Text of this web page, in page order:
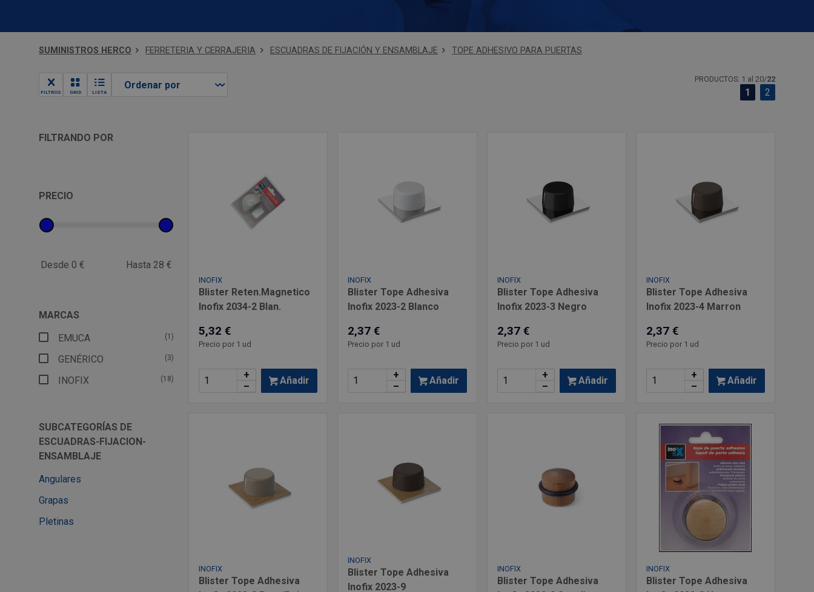
SUMINISTROS HERCO FERRETERIA Y CERRAJERIA ESCUADRAS DE FIJACIÓN Y ENSAMBLAJE TOPE ADHESIVO PARA PUERTAS
FILTROS GRID LISTA
PRODUCTOS: 1 al 20/22
1 2
FILTRANDO POR
PRECIO
Desde 0 € Hasta 28 €
MARCAS
EMUCA
(1)
GENÉRICO (3)
INOFIX (18)
SUBCATEGORÍAS DE
ESCUADRAS-FIJACION-
ENSAMBLAJE
Angulares
Grapas
Pletinas
INOFIX
Blister Reten.Magnetico
Inofix 2034-2 Blan.
5,32 €
Precio por 1 ud
+
–
Añadir
INOFIX
Blister Tope Adhesiva
Inofix 2023-2 Blanco
2,37 €
Precio por 1 ud
+
–
Añadir
INOFIX
Blister Tope Adhesiva
Inofix 2023-3 Negro
2,37 €
Precio por 1 ud
+
–
Añadir
INOFIX
Blister Tope Adhesiva
Inofix 2023-4 Marron
2,37 €
Precio por 1 ud
+
–
Añadir
INOFIX
Blister Tope Adhesiva
INOFIX
Blister Tope Adhesiva
Inofix 2023-9
INOFIX
Blister Tope Adhesiva
INOFIX
Blister Tope Adhesiva